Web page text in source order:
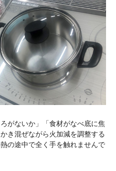
がないか」「食材がなべ底に焦
き混ぜながら火加減を調整する
の途中で全く手を触れませんで